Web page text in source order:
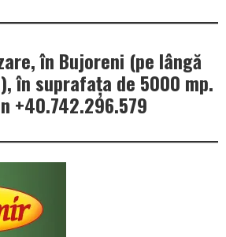
în Bujoreni (pe lângă
în suprafața de 5000 mp.
+40.742.296.579